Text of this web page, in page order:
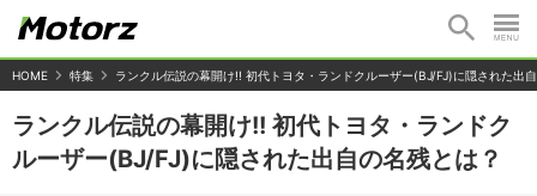
HOME 特集 ランクル伝説の幕開け!! 初代トヨタ・ランドクルーザー(BJ/FJ)に隠された出
ランクル伝説の幕開け!! 初代トヨタ・ランドク
ルーザー(BJ/FJ)に隠された出自の名残とは？